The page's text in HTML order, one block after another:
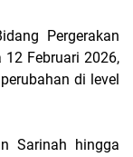
Pergerakan
12 Februari 2026,
di level
Sarinah hingga